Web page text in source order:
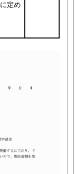
に定め